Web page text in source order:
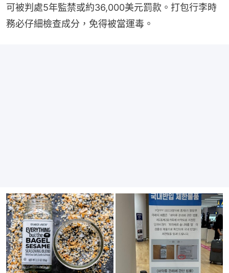
可被判處5年監禁或約36,000美元罰款。打包行李時
務必仔細檢查成分，免得被當運毒。